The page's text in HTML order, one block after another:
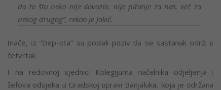
da to što neko nije dovozio, nije pitanje za nas, već za
nekog drugog”, rekao je Jokić.
Inače, iz “Dep-ota” su poslali poziv da se sastanak održi u
četvrtak.
I na redovnoj sjednici Kolegijuma načelnika odjeljenja i
šefova odsjeka u Gradskoj upravi Banjaluka, koja je održana